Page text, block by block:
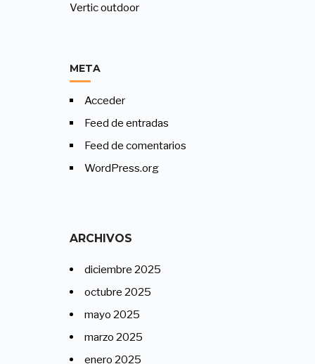
Vertic outdoor
META
Acceder
Feed de entradas
Feed de comentarios
WordPress.org
ARCHIVOS
diciembre 2025
octubre 2025
mayo 2025
marzo 2025
enero 2025